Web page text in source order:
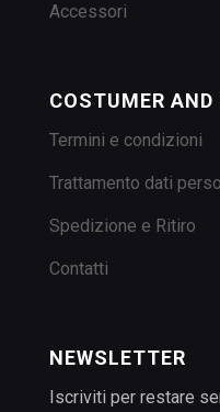
Accessori
COSTUMER AND
Termini e condizioni
Trattamento dati
Spedizione e Ritiro
Contatti
NEWSLETTER
Iscriviti per restare